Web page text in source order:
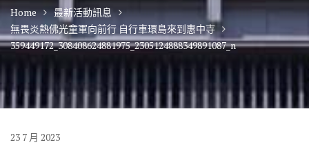
Home
最新活動訊息
無畏炎熱佛光童軍向前行 自行車環島來到惠中寺
359449172_308408624881975_2305124888349891087_n
23 7 月 2023